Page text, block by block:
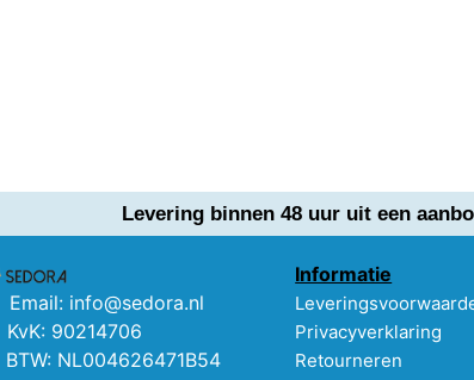
Levering binnen 48 uur uit een
Email: info@sedora.nl
KvK: 90214706
BTW: NL004626471B54
Informatie
Privacyverklaring
Retourneren